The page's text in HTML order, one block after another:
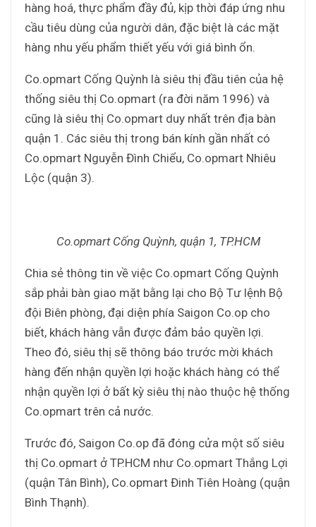
hàng hoá, thực phẩm đầy đủ, kịp thời đáp ứng nhu
cầu tiêu dùng của người dân, đặc biệt là các mặt
hàng nhu yếu phẩm thiết yếu với giá bình ổn.
Co.opmart Cống Quỳnh là siêu thị đầu tiên của hệ
thống siêu thị Co.opmart (ra đời năm 1996) và
cũng là siêu thị Co.opmart duy nhất trên địa bàn
quận 1. Các siêu thị trong bán kính gần nhất có
Co.opmart Nguyễn Đình Chiểu, Co.opmart Nhiêu
Lộc (quận 3).
Co.opmart Cống Quỳnh, quận 1, TP.HCM
Chia sẻ thông tin về việc Co.opmart Cống Quỳnh
sắp phải bàn giao mặt bằng lại cho Bộ Tư lệnh Bộ
đội Biên phòng, đại diện phía Saigon Co.op cho
biết, khách hàng vẫn được đảm bảo quyền lợi.
Theo đó, siêu thị sẽ thông báo trước mời khách
hàng đến nhận quyền lợi hoặc khách hàng có thể
nhận quyền lợi ở bất kỳ siêu thị nào thuộc hệ thống
Co.opmart trên cả nước.
Trước đó, Saigon Co.op đã đóng cửa một số siêu
thị Co.opmart ở TP.HCM như Co.opmart Thắng Lợi
(quận Tân Bình), Co.opmart Đinh Tiên Hoàng (quận
Bình Thạnh).